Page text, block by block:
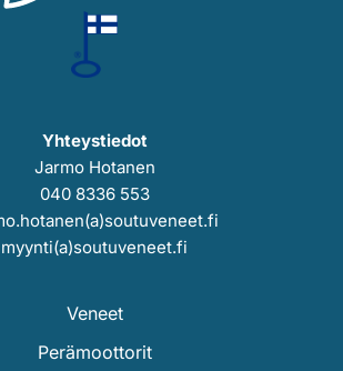
Yhteystiedot
Jarmo Hotanen
040 8336 553
myynti(a)soutuveneet.fi
Veneet
Perämoottorit